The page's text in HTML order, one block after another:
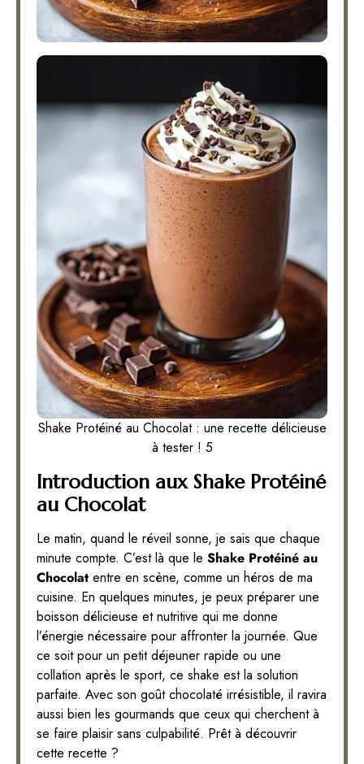
Shake Protéiné au Chocolat : une recette délicieuse
à tester ! 5
Introduction aux Shake Protéiné
au Chocolat
Le matin, quand le réveil sonne, je sais que chaque
minute compte. C’est là que le Shake Protéiné au
Chocolat entre en scène, comme un héros de ma
cuisine. En quelques minutes, je peux préparer une
boisson délicieuse et nutritive qui me donne
l’énergie nécessaire pour affronter la journée. Que
ce soit pour un petit déjeuner rapide ou une
collation après le sport, ce shake est la solution
parfaite. Avec son goût chocolaté irrésistible, il ravira
aussi bien les gourmands que ceux qui cherchent à
se faire plaisir sans culpabilité. Prêt à découvrir
cette recette ?